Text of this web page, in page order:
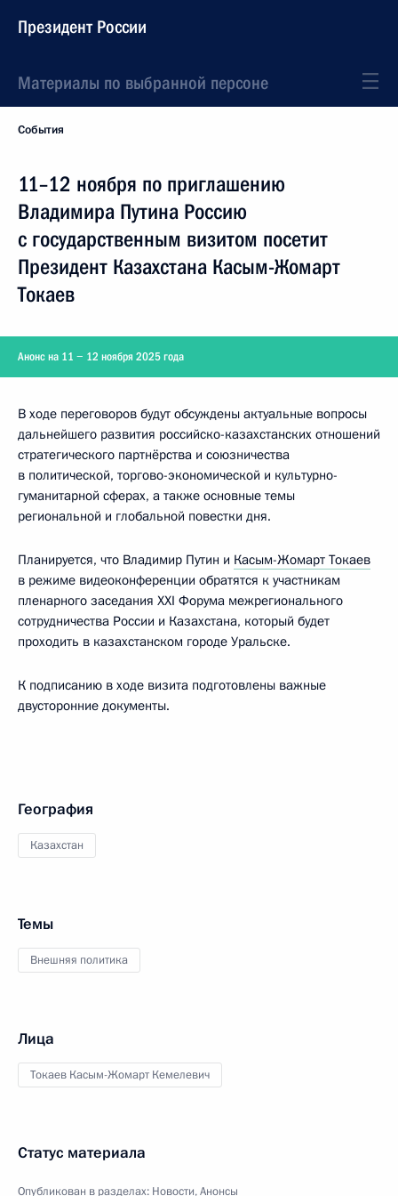
Президент России
Материалы по выбранной персоне
События
11–12 ноября по приглашению
Владимира Путина Россию
с государственным визитом посетит
Президент Казахстана Касым-Жомарт
Токаев
Анонс на 11 − 12 ноября 2025 года
В ходе переговоров будут обсуждены актуальные вопросы
дальнейшего развития российско-казахстанских отношений
стратегического партнёрства и союзничества
в политической, торгово-экономической и культурно-
гуманитарной сферах, а также основные темы
региональной и глобальной повестки дня.
Планируется, что Владимир Путин и Касым-Жомарт Токаев
в режиме видеоконференции обратятся к участникам
пленарного заседания XXI Форума межрегионального
сотрудничества России и Казахстана, который будет
проходить в казахстанском городе Уральске.
К подписанию в ходе визита подготовлены важные
двусторонние документы.
География
Казахстан
Темы
Внешняя политика
Лица
Токаев Касым-Жомарт Кемелевич
Статус материала
Опубликован в разделах: Новости,Анонсы